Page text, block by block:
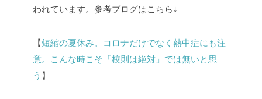
われています。参考ブログはこちら↓
【短縮の夏休み。コロナだけでなく熱中症にも注
意。こんな時こそ「校則は絶対」では無いと思
う 】